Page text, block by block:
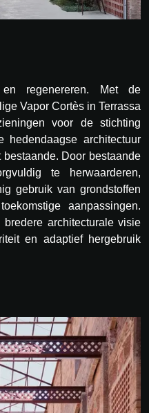
en regenereren. Met de
Vapor Cortès in Terrassa
voor de stichting
hedendaagse architectuur
Door bestaande
te herwaarderen,
gebruik van grondstoffen
aanpassingen.
architecturale visie
en adaptief hergebruik